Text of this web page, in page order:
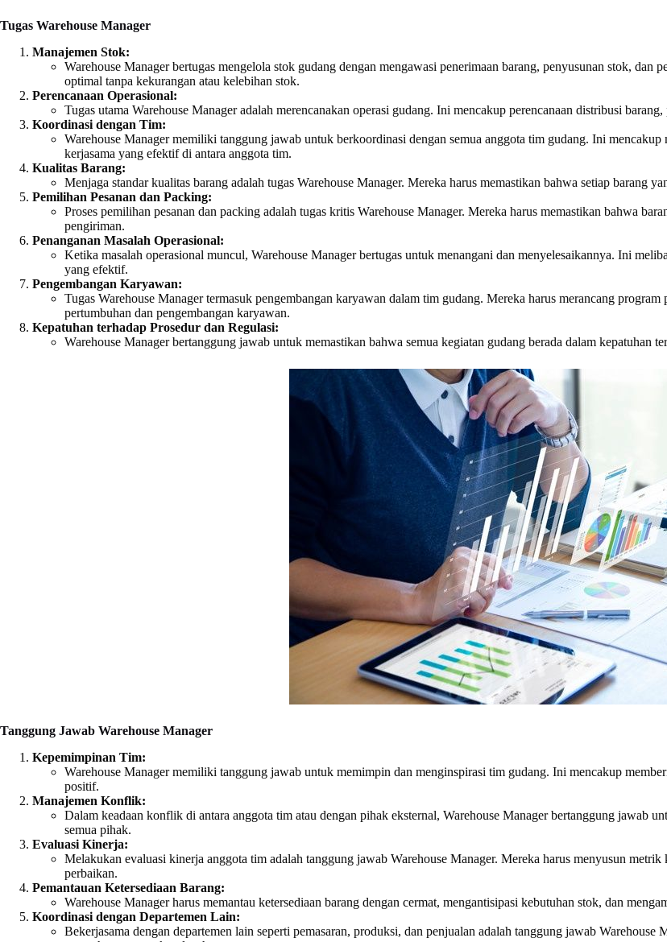
Tugas Warehouse Manager
Manajemen Stok:
Warehouse Manager bertugas mengelola stok gudang dengan mengawasi penerimaan barang, penyusunan stok, dan
optimal tanpa kekurangan atau kelebihan stok.
Perencanaan Operasional:
Tugas utama Warehouse Manager adalah merencanakan operasi gudang. Ini mencakup perencanaan distribusi
Koordinasi dengan Tim:
Warehouse Manager memiliki tanggung jawab untuk berkoordinasi dengan semua anggota tim gudang. Ini
kerjasama yang efektif di antara anggota tim.
Kualitas Barang:
Menjaga standar kualitas barang adalah tugas Warehouse Manager. Mereka harus memastikan bahwa setiap barang
Pemilihan Pesanan dan Packing:
Proses pemilihan pesanan dan packing adalah tugas kritis Warehouse Manager. Mereka harus memastikan bahwa
pengiriman.
Penanganan Masalah Operasional:
Ketika masalah operasional muncul, Warehouse Manager bertugas untuk menangani dan menyelesaikannya. Ini
yang efektif.
Pengembangan Karyawan:
Tugas Warehouse Manager termasuk pengembangan karyawan dalam tim gudang. Mereka harus merancang
pertumbuhan dan pengembangan karyawan.
Kepatuhan terhadap Prosedur dan Regulasi:
Warehouse Manager bertanggung jawab untuk memastikan bahwa semua kegiatan gudang berada dalam kepatuhan
Tanggung Jawab Warehouse Manager
Kepemimpinan Tim:
Warehouse Manager memiliki tanggung jawab untuk memimpin dan menginspirasi tim gudang. Ini mencakup
positif.
Manajemen Konflik:
Dalam keadaan konflik di antara anggota tim atau dengan pihak eksternal, Warehouse Manager bertanggung jawab
semua pihak.
Evaluasi Kinerja:
Melakukan evaluasi kinerja anggota tim adalah tanggung jawab Warehouse Manager. Mereka harus menyusun
perbaikan.
Pemantauan Ketersediaan Barang:
Warehouse Manager harus memantau ketersediaan barang dengan cermat, mengantisipasi kebutuhan stok, dan
Koordinasi dengan Departemen Lain:
Bekerjasama dengan departemen lain seperti pemasaran, produksi, dan penjualan adalah tanggung jawab